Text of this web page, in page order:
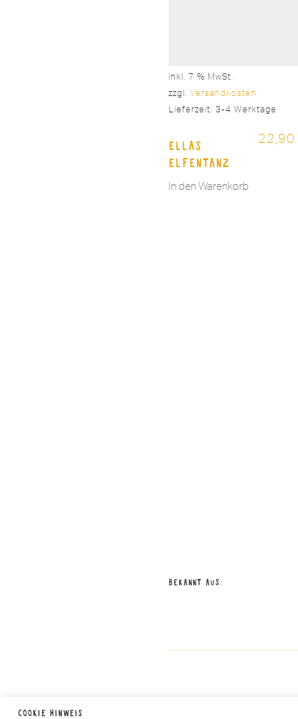
inkl. 7 % MwSt.
zzgl. Versandkosten
Lieferzeit: 3-4 Werktage
Ellas
Elfentanz
In den Warenkorb
22,90
Bekannt aus:
Cookie Hinweis